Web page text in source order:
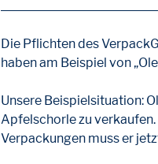
Die Pflichten des
haben am Beispiel von
Unsere Beispielsituation:
Apfelschorle zu
Verpackungen muss er